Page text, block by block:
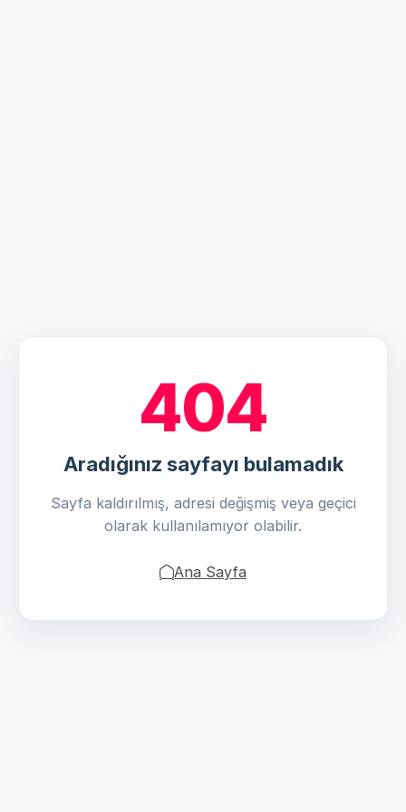
404
Aradığınız sayfayı bulamadık
Sayfa kaldırılmış, adresi değişmiş veya geçici
olarak kullanılamıyor olabilir.
Ana Sayfa